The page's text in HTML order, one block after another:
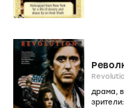
драма,
зрители: